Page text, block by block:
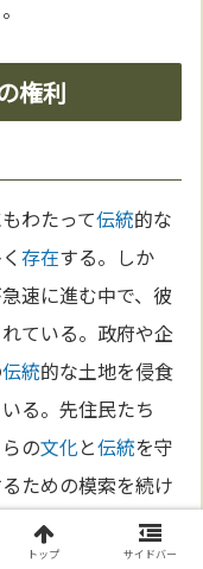
権利
わたって伝統的な
存在する。しか
速に進む中で、彼
ている。政府や企
伝統的な土地を侵食
る。先住民たち
の文化と伝統を守
ための模索を続け
トップ サイドバー